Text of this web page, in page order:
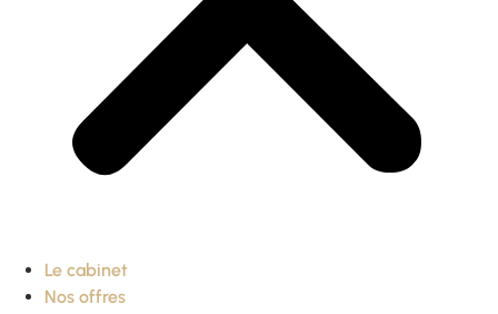
Le cabinet
Nos offres